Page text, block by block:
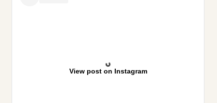
View post on Instagram